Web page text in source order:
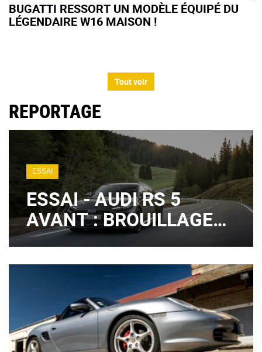
BUGATTI RESSORT UN MODÈLE ÉQUIPÉ DU
LÉGENDAIRE W16 MAISON !
Tout voir
REPORTAGE
ESSAI
ESSAI - AUDI RS 5
AVANT : BROUILLAGE
DE PISTES ?